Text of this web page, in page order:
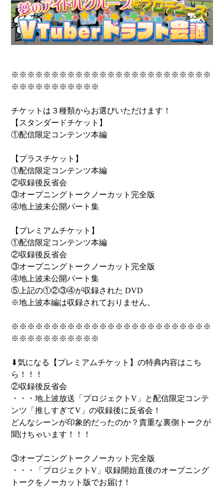
※※※※※※※※※※※※※※※※※※※※※※※※※
※※※※※※※※※※※
チケットは３種類からお選びいただけます！
【スタンダードチケット】
①配信限定コンテンツ本編
【プラスチケット】
①配信限定コンテンツ本編
②収録後反省会
③オープニングトークノーカット完全版
④地上波未公開パート集
【プレミアムチケット】
①配信限定コンテンツ本編
②収録後反省会
③オープニングトークノーカット完全版
④地上波未公開パート集
⑤上記の①②③④が収録された DVD
※地上波本編は収録されておりません。
※※※※※※※※※※※※※※※※※※※※※※※※※
※※※※※※※※※※※
⬇︎気になる【プレミアムチケット】の特典内容はこち
ら！！！
②収録後反省会
・・・地上波放送「プロジェクトV」と配信限定コンテ
ンツ「推しすぎてV」の収録後に反省会！
どんなシーンが印象的だったのか？貴重な裏側トークが
聞けちゃいます！！！
③オープニングトークノーカット完全版
・・・「プロジェクトV」収録開始直後のオープニング
トークをノーカット版でお届け！